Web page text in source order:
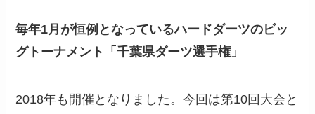
毎年1月が恒例となっているハードダーツのビッ
グトーナメント「千葉県ダーツ選手権」
2018年も開催となりました。今回は第10回大会と